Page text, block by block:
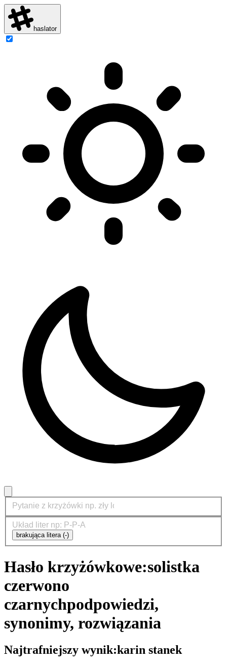
haslator
brakująca litera (-)
Hasło krzyżówkowe:solistka
czerwono
czarnychpodpowiedzi,
synonimy, rozwiązania
Najtrafniejszy wynik:karin stanek